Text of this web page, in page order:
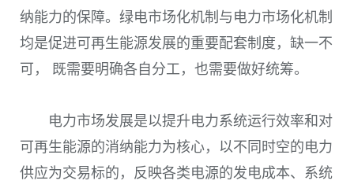
纳能力的保障。绿电市场化机制与电力市场化机制
均是促进可再生能源发展的重要配套制度，缺一不
可， 既需要明确各自分工，也需要做好统筹。
电力市场发展是以提升电力系统运行效率和对
可再生能源的消纳能力为核心，以不同时空的电力
供应为交易标的，反映各类电源的发电成本、系统